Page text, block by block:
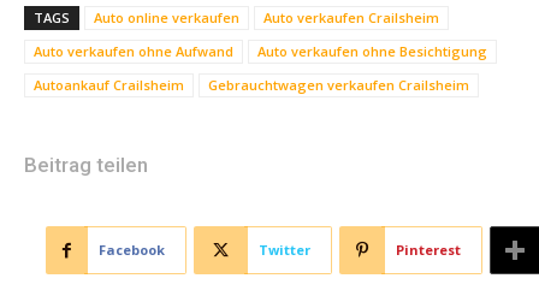
TAGS Auto online verkaufen
Auto verkaufen Crailsheim
Auto verkaufen ohne Aufwand
Auto verkaufen ohne Besichtigung
Autoankauf Crailsheim
Gebrauchtwagen verkaufen Crailsheim
Beitrag teilen
Facebook Twitter Pinterest